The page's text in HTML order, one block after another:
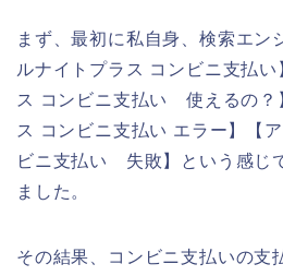
まず、最初に私自身、検索エン
ルナイトプラス コンビニ支払
ス コンビニ支払い 使えるの？
ス コンビニ支払い エラー】【
ビニ支払い 失敗】という感じ
ました。
その結果、コンビニ支払いの支